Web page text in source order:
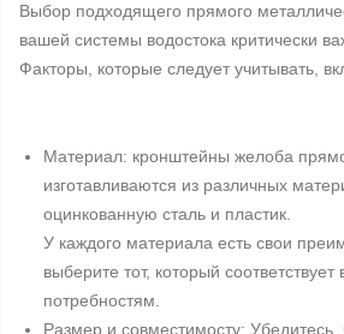
Выбор подходящего прямого
вашей системы водостока критически
Факторы, которые следует учитывать,
Материал: кронштейны желоба
изготавливаются из различных
оцинкованную сталь и пластик.
У каждого материала есть свои
выберите тот, который
потребностям.
Размер и совместимосту: Убедитесь,